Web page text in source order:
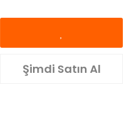
Şimdi Satın Al